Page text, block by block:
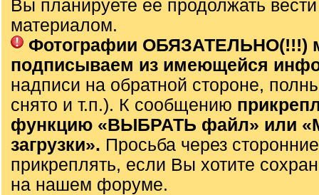
Вы планируете ее продолжать
материалом.
Фотографии ОБЯЗАТЕЛЬНО(!!!)
подписываем из имеющейся
надписи на обратной стороне,
снято и т.п.). К сообщению
функцию «ВЫБРАТЬ файл» или
загрузки». Просьба через
прикреплять, если Вы хотите
на нашем форуме.